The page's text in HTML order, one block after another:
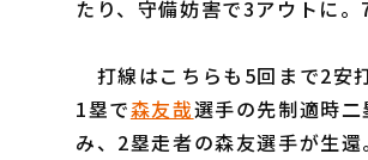
たり、守備妨害で3アウトに
打線はこちらも5回まで2安
1塁で森友哉選手の先制適時
み、2塁走者の森友選手が生